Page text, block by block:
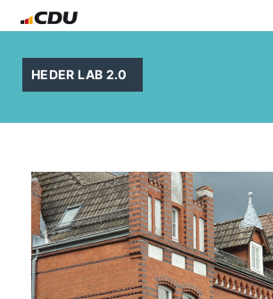
HEDER LAB 2.0